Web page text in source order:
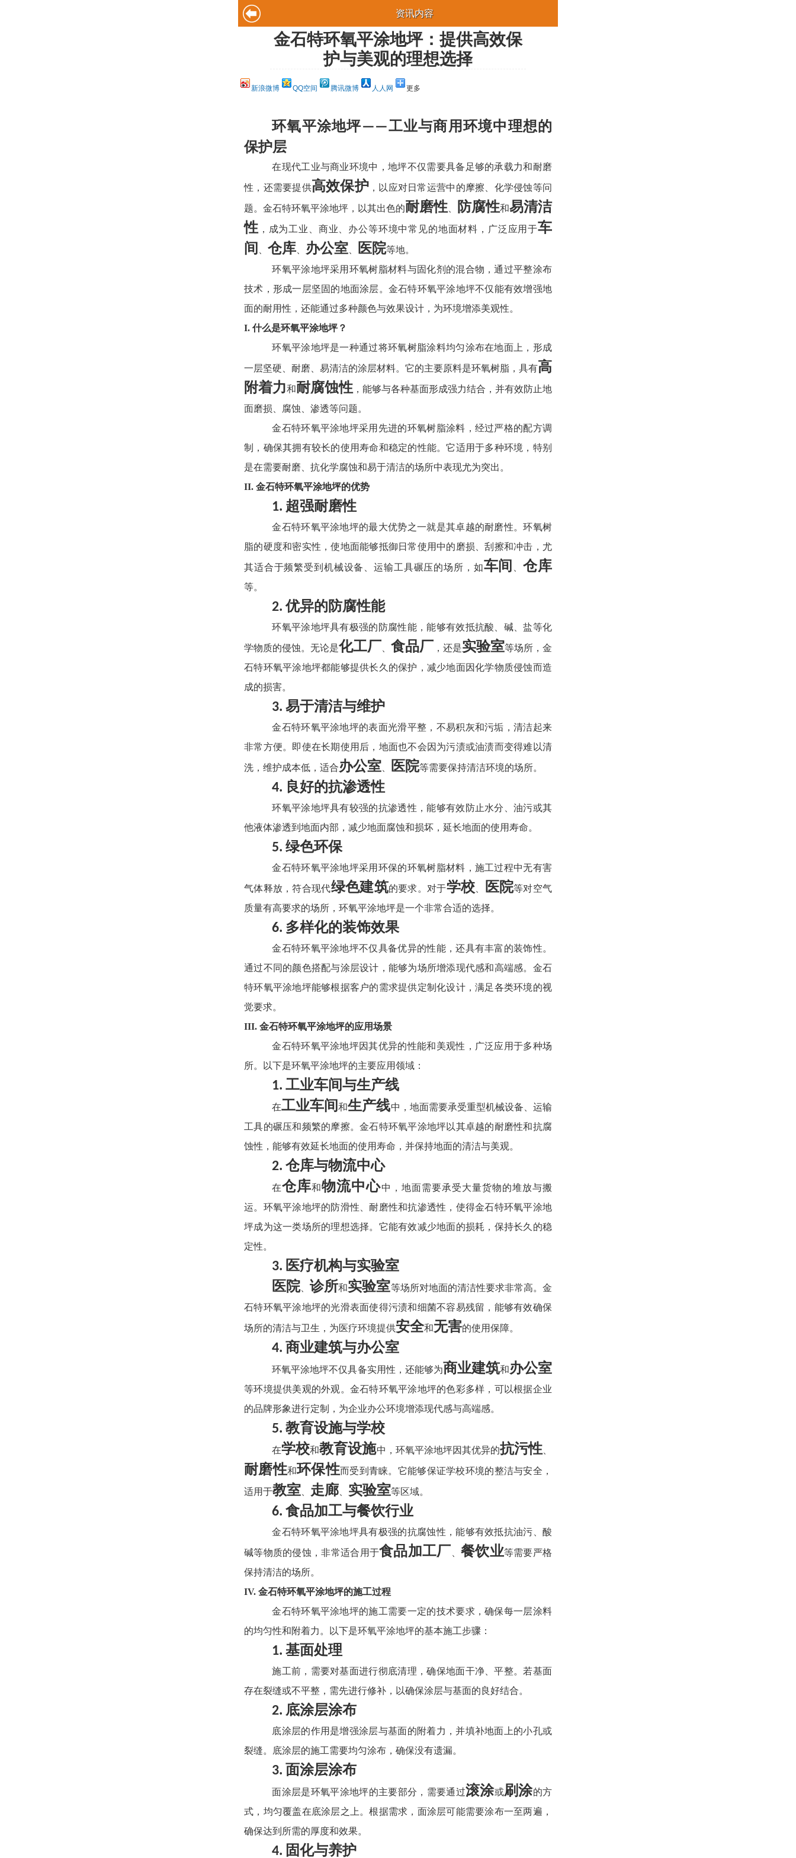
资讯内容
金石特环氧平涂地坪：提供高效保
护与美观的理想选择
新浪微博 QQ空间 腾讯微博 人人网 更多
环氧平涂地坪——工业与商用环境中理想的
保护层
在现代工业与商业环境中，地坪不仅需要具备足够的承载力和耐磨
性，还需要提供高效保护 ，以应对日常运营中的摩擦、化学侵蚀等问
题。金石特环氧平涂地坪，以其出色的耐磨性 防腐性和易清洁
性 ，成为工业、商业、办公等环境中常见的地面材料，广泛应用于车
间
仓库 办公室 医院等地。
环氧平涂地坪采用环氧树脂材料与固化剂的混合物，通过平整涂布
技术，形成一层坚固的地面涂层。金石特环氧平涂地坪不仅能有效增强地
面的耐用性，还能通过多种颜色与效果设计，为环境增添美观性。
I. 什么是环氧平涂地坪？
环氧平涂地坪是一种通过将环氧树脂涂料均匀涂布在地面上，形成
一层坚硬、耐磨、易清洁的涂层材料。它的主要原料是环氧树脂，具有高
附着力和耐腐蚀性 ，能够与各种基面形成强力结合，并有效防止地
面磨损、腐蚀、渗透等问题。
金石特环氧平涂地坪采用先进的环氧树脂涂料，经过严格的配方调
制，确保其拥有较长的使用寿命和稳定的性能。它适用于多种环境，特别
是在需要耐磨、抗化学腐蚀和易于清洁的场所中表现尤为突出。
II. 金石特环氧平涂地坪的优势
1. 超强耐磨性
金石特环氧平涂地坪的最大优势之一就是其卓越的耐磨性。环氧树
脂的硬度和密实性，使地面能够抵御日常使用中的磨损、刮擦和冲击，尤
其适合于频繁受到机械设备、运输工具碾压的场所，如车间 、仓库
等。
2.优异的防腐性能
环氧平涂地坪具有极强的防腐性能，能够有效抵抗酸、碱、盐等化
学物质的侵蚀。无论是化工厂 食品厂 ，还是实验室等场所，金
石特环氧平涂地坪都能够提供长久的保护，减少地面因化学物质侵蚀而造
成的损害。
3.易于清洁与维护
金石特环氧平涂地坪的表面光滑平整，不易积灰和污垢，清洁起来
非常方便。即使在长期使用后，地面也不会因为污渍或油渍而变得难以清
洗，维护成本低，适合办公室 医院等需要保持清洁环境的场所。
4. 良好的抗渗透性
环氧平涂地坪具有较强的抗渗透性，能够有效防止水分、油污或其
他液体渗透到地面内部，减少地面腐蚀和损坏，延长地面的使用寿命。
5.绿色环保
金石特环氧平涂地坪采用环保的环氧树脂材料，施工过程中无有害
气体释放，符合现代绿色建筑的要求。对于学校 医院等对空气
质量有高要求的场所，环氧平涂地坪是一个非常合适的选择。
6. 多样化的装饰效果
金石特环氧平涂地坪不仅具备优异的性能，还具有丰富的装饰性。
通过不同的颜色搭配与涂层设计，能够为场所增添现代感和高端感。金石
特环氧平涂地坪能够根据客户的需求提供定制化设计，满足各类环境的视
觉要求。
III. 金石特环氧平涂地坪的应用场景
金石特环氧平涂地坪因其优异的性能和美观性，广泛应用于多种场
所。以下是环氧平涂地坪的主要应用领域：
1.工业车间与生产线
在工业车间和生产线中，地面需要承受重型机械设备、运输
工具的碾压和频繁的摩擦。金石特环氧平涂地坪以其卓越的耐磨性和抗腐
蚀性，能够有效延长地面的使用寿命，并保持地面的清洁与美观。
2.仓库与物流中心
在仓库和物流中心中，地面需要承受大量货物的堆放与搬
运。环氧平涂地坪的防滑性、耐磨性和抗渗透性，使得金石特环氧平涂地
坪成为这一类场所的理想选择。它能有效减少地面的损耗，保持长久的稳
定性。
3. 医疗机构与实验室
医院、诊所和实验室等场所对地面的清洁性要求非常高。金
石特环氧平涂地坪的光滑表面使得污渍和细菌不容易残留，能够有效确保
场所的清洁与卫生，为医疗环境提供安全和无害的使用保障。
4. 商业建筑与办公室
环氧平涂地坪不仅具备实用性，还能够为商业建筑和办公室
等环境提供美观的外观。金石特环氧平涂地坪的色彩多样，可以根据企业
的品牌形象进行定制，为企业办公环境增添现代感与高端感。
5.教育设施与学校
在学校和教育设施中，环氧平涂地坪因其优异的抗污性
耐磨性和环保性而受到青睐。它能够保证学校环境的整洁与安全，
适用于教室 走廊 实验室等区域。
6.食品加工与餐饮行业
金石特环氧平涂地坪具有极强的抗腐蚀性，能够有效抵抗油污、酸
碱等物质的侵蚀，非常适合用于食品加工厂 餐饮业等需要严格
保持清洁的场所。
IV. 金石特环氧平涂地坪的施工过程
金石特环氧平涂地坪的施工需要一定的技术要求，确保每一层涂料
的均匀性和附着力。以下是环氧平涂地坪的基本施工步骤：
1.基面处理
施工前，需要对基面进行彻底清理，确保地面干净、平整。若基面
存在裂缝或不平整，需先进行修补，以确保涂层与基面的良好结合。
2.底涂层涂布
底涂层的作用是增强涂层与基面的附着力，并填补地面上的小孔或
裂缝。底涂层的施工需要均匀涂布，确保没有遗漏。
3. 面涂层涂布
面涂层是环氧平涂地坪的主要部分，需要通过滚涂或刷涂的方
式，均匀覆盖在底涂层之上。根据需求，面涂层可能需要涂布一至两遍，
确保达到所需的厚度和效果。
4. 固化与养护